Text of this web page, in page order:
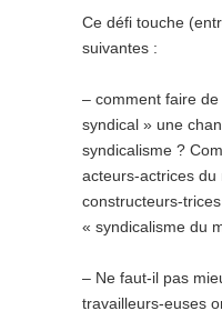
Ce défi touche
suivantes :
– comment faire
syndical » une
syndicalisme ?
acteurs-actrices du
constructeurs-trices
« syndicalisme du
– Ne faut-il pas
travailleurs-euses